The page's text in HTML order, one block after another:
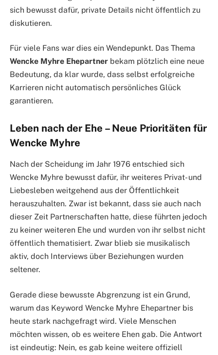
sich bewusst dafür, private Details nicht öffentlich zu
diskutieren.
Für viele Fans war dies ein Wendepunkt. Das Thema
Wencke Myhre Ehepartner bekam plötzlich eine neue
Bedeutung, da klar wurde, dass selbst erfolgreiche
Karrieren nicht automatisch persönliches Glück
garantieren.
Leben nach der Ehe – Neue Prioritäten für
Wencke Myhre
Nach der Scheidung im Jahr 1976 entschied sich
Wencke Myhre bewusst dafür, ihr weiteres Privat- und
Liebesleben weitgehend aus der Öffentlichkeit
herauszuhalten. Zwar ist bekannt, dass sie auch nach
dieser Zeit Partnerschaften hatte, diese führten jedoch
zu keiner weiteren Ehe und wurden von ihr selbst nicht
öffentlich thematisiert. Zwar blieb sie musikalisch
aktiv, doch Interviews über Beziehungen wurden
seltener.
Gerade diese bewusste Abgrenzung ist ein Grund,
warum das Keyword Wencke Myhre Ehepartner bis
heute stark nachgefragt wird. Viele Menschen
möchten wissen, ob es weitere Ehen gab. Die Antwort
ist eindeutig: Nein, es gab keine weitere offiziell